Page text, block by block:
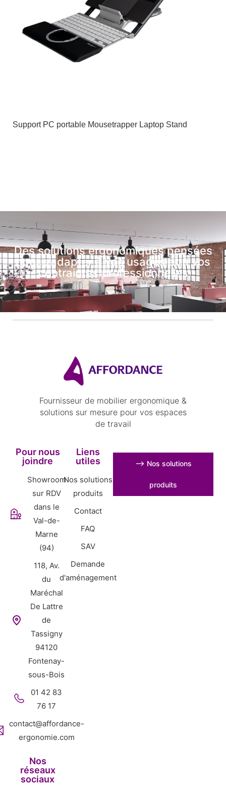
Support PC portable Mousetrapper Laptop Stand
Des solutions ergonomiques pensées
pour s’adapter à vos usages et à vos
contraintes professionnelles
Fournisseur de mobilier ergonomique &
solutions sur mesure pour vos espaces
de travail
Pour nous
joindre
Showroom
sur RDV
dans le
Val-de-
Marne
(94)
118, Av.
du
Maréchal
De Lattre
de
Tassigny
94120
Fontenay-
sous-Bois
01 42 83
76 17
contact@affordance-
ergonomie.com
Nos
réseaux
sociaux
Liens
utiles
Nos solutions
produits
Contact
FAQ
SAV
Demande
d'aménagement
⟶ Nos solutions
produits